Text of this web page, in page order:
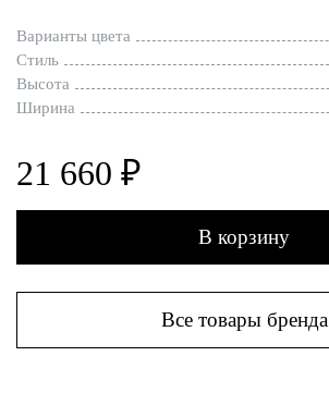
Варианты цвета
Стиль
Высота
Ширина
21 660 ₽
В корзину
Все товары бренда